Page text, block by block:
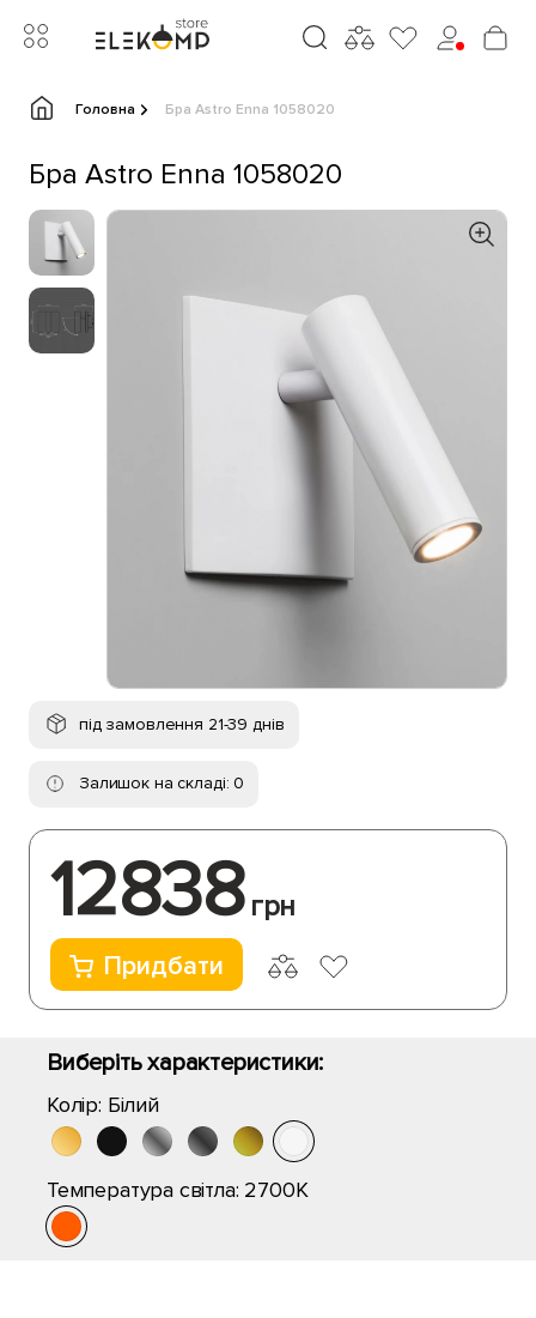
Головна Бра Astro Enna 1058020
Бра Astro Enna 1058020
під замовлення 21-39 днів
Залишок на складі: 0
12838 грн
Придбати
Виберіть характеристики:
Колір: Білий
Температура світла: 2700K